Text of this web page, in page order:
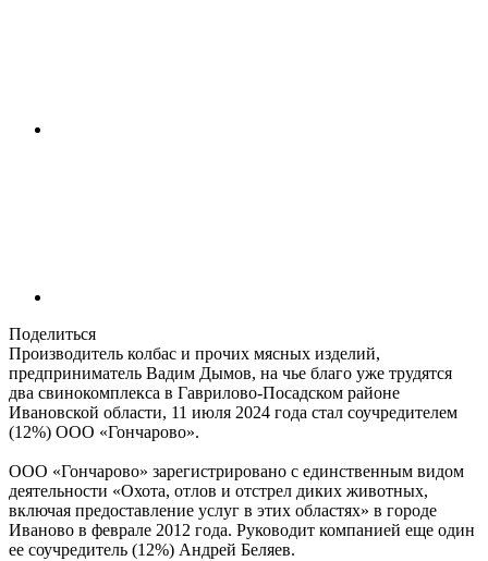
Поделиться
Производитель колбас и прочих мясных изделий,
предприниматель Вадим Дымов, на чье благо уже трудятся
два свинокомплекса в Гаврилово-Посадском районе
Ивановской области, 11 июля 2024 года стал соучредителем
(12%) ООО «Гончарово».
ООО «Гончарово» зарегистрировано с единственным видом
деятельности «Охота, отлов и отстрел диких животных,
включая предоставление услуг в этих областях» в городе
Иваново в феврале 2012 года. Руководит компанией еще один
ее соучредитель (12%) Андрей Беляев.